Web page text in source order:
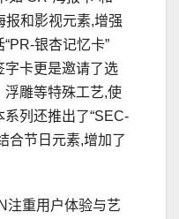
报和影视元素,增强
银杏记忆卡”
字卡更是邀请了选
浮雕等特殊工艺,使
列还推出了“SEC-
合节日元素,增加了
注重用户体验与艺